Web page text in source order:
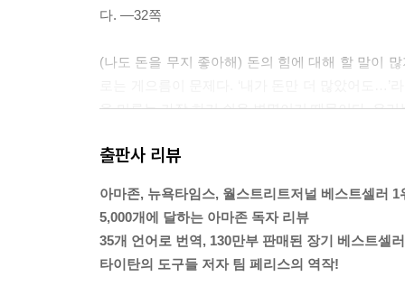
다. ―32쪽
(나도 돈을 무지 좋아해) 돈의 힘에 대해 할 말이
을 미루는 가장 하기 쉬운 변명이기 때문이다. 우
할 일이 너무나 많다구요! 어제 거절당한 잠재 고
당신은 쳇바퀴처럼 돈벌이를 하는 일상 속에서
못하도록 계속 교묘하게 정신을 흐트러뜨린다. 마
는 고스톱 판이기 때문에 이런 사실은 쉽게 잊힌
출판사 리뷰
아마존, 뉴욕타임스, 월스트리트저널 베스트셀러 1
5,000개에 달하는 아마존 독자 리뷰
35개 언어로 번역, 130만부 판매된 장기 베스트셀러
타이탄의 도구들 저자 팀 페리스의 역작!